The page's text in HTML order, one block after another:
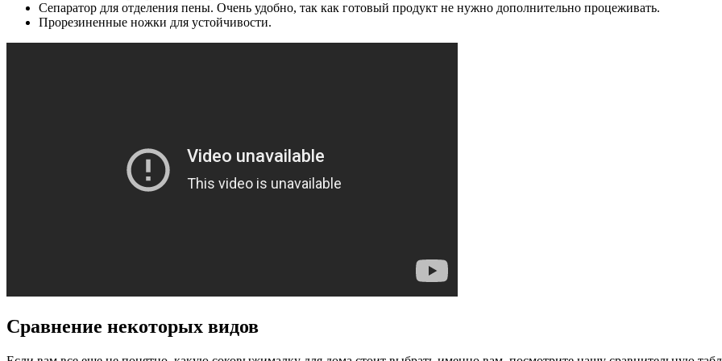
Сепаратор для отделения пены. Очень удобно, так как готовый продукт не нужно дополнительно процеживать.
Прорезиненные ножки для устойчивости.
Сравнение некоторых видов